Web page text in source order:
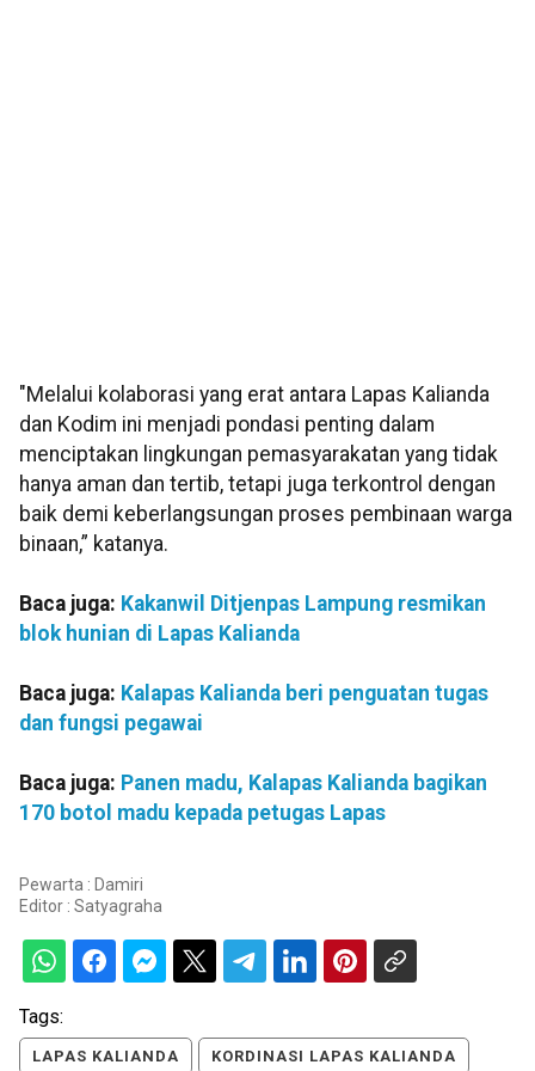
"Melalui kolaborasi yang erat antara Lapas Kalianda
dan Kodim ini menjadi pondasi penting dalam
menciptakan lingkungan pemasyarakatan yang tidak
hanya aman dan tertib, tetapi juga terkontrol dengan
baik demi keberlangsungan proses pembinaan warga
binaan,” katanya.
Baca juga: Kakanwil Ditjenpas Lampung resmikan
blok hunian di Lapas Kalianda
Baca juga: Kalapas Kalianda beri penguatan tugas
dan fungsi pegawai
Baca juga: Panen madu, Kalapas Kalianda bagikan
170 botol madu kepada petugas Lapas
Pewarta : Damiri
Editor : Satyagraha
Tags:
LAPAS KALIANDA KORDINASI LAPAS KALIANDA